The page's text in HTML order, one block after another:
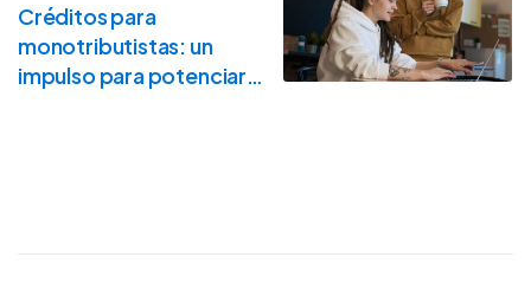
Créditos para
monotributistas: un
impulso para potenciar